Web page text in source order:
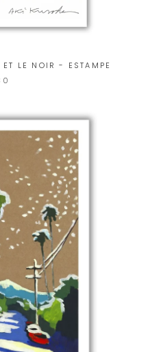
LE NOIR - ESTAMPE